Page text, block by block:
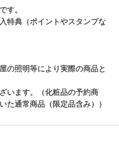
す。
特典（ポイントやスタンプな
の照明等により実際の商品と
います。（化粧品の予約商
た通常商品（限定品含み））